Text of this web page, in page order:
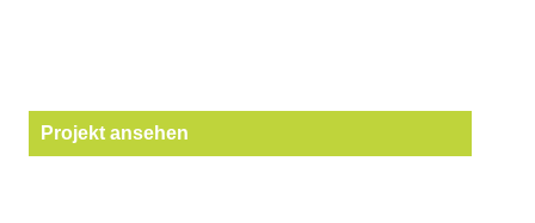
Projekt ansehen